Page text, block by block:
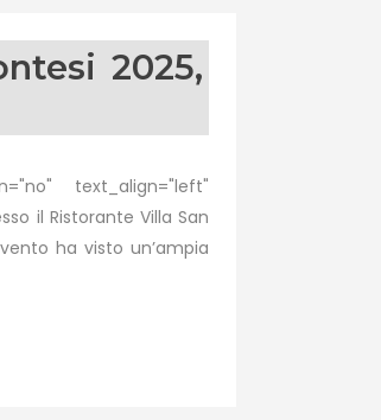
2025,
text_align="left"
il Ristorante Villa San
ha visto un’ampia